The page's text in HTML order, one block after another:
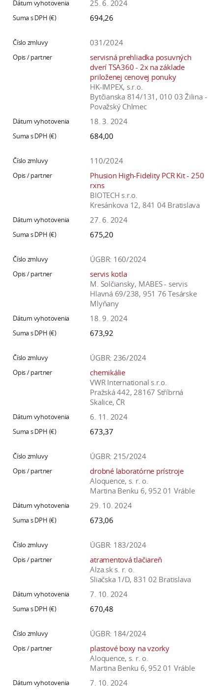
25. 6. 2024
694,26
031/2024
servisná prehliadka posuvných
dverí TSA360 - 2x na základe
priloženej cenovej ponuky
HK-IMPEX, s.r.o.
Bytčianska 814/131, 010 03 Žilina -
Považský Chlmec
18. 3. 2024
684,00
110/2024
Phusion High-Fidelity PCR Kit - 250
rxns
BIOTECH s.r.o.
Kresánkova 12, 841 04 Bratislava
27. 6. 2024
675,20
ÚGBR: 160/2024
servis kotla
M. Solčiansky, MABES - servis
Hlavná 69/238, 951 76 Tesárske
Mlyňany
18. 9. 2024
673,92
ÚGBR: 236/2024
chemikálie
VWR International s.r.o.
Pražská 442, 28167 Stříbrná
Skalice, ČR
6. 11. 2024
673,37
ÚGBR: 215/2024
drobné laboratórne prístroje
Aloquence, s. r. o.
Martina Benku 6, 952 01 Vráble
29. 10. 2024
673,06
ÚGBR: 183/2024
atramentová tlačiareň
Alza.sk s. r. o.
Sliačska 1/D, 831 02 Bratislava
7. 10. 2024
670,48
ÚGBR: 184/2024
plastové boxy na vzorky
Aloquence, s. r. o.
Martina Benku 6, 952 01 Vráble
7. 10. 2024